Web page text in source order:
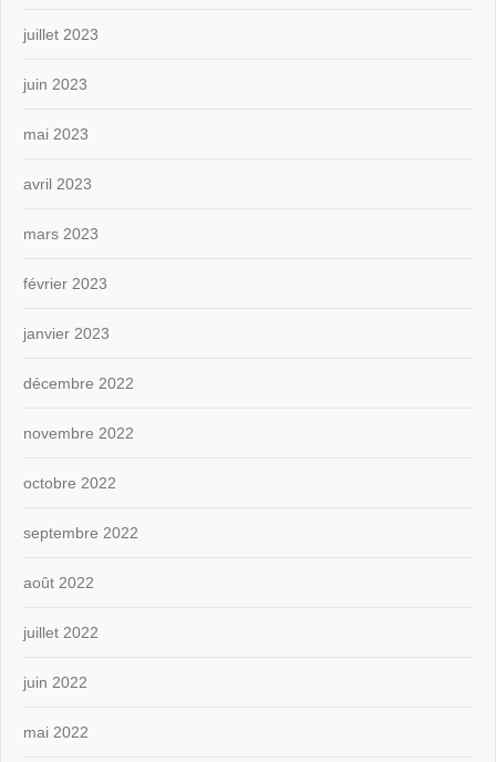
juillet 2023
juin 2023
mai 2023
avril 2023
mars 2023
février 2023
janvier 2023
décembre 2022
novembre 2022
octobre 2022
septembre 2022
août 2022
juillet 2022
juin 2022
mai 2022